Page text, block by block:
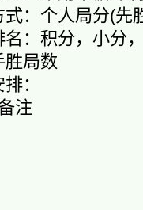
个人局分(先
积分，小分，
胜局数
：
注